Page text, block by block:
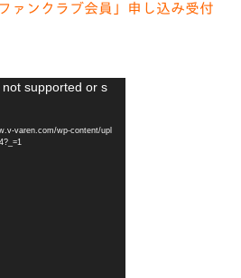
ァンクラブ会員」申し込み受付
supported or s
varen.com/wp-content/upl